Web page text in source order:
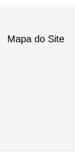
Mapa do Site